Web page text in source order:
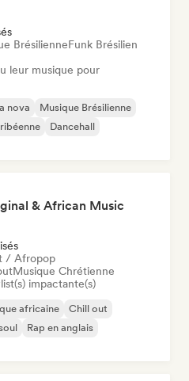
BrésilienneFunk Brésilien
leur musique pour
nova
Musique Brésilienne
Dancehall
& African Music
/ Afropop
Musique Chrétienne
impactante(s)
africaine
Chill out
Rap en anglais